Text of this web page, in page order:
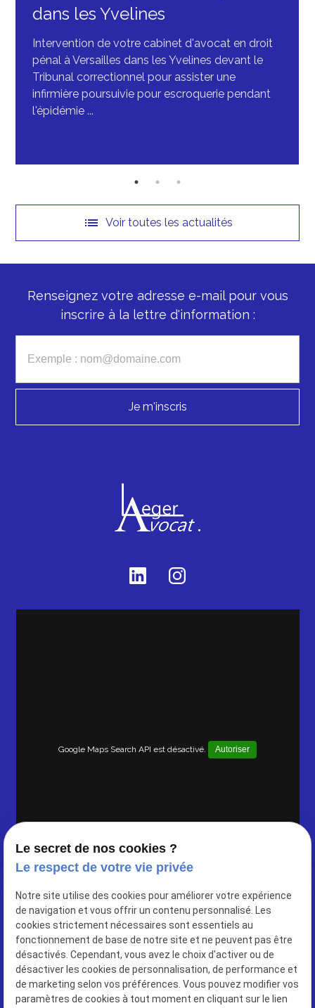
dans les Yvelines
Intervention de votre cabinet d'avocat en droit
pénal à Versailles dans les Yvelines devant le
Tribunal correctionnel pour assister une
infirmière poursuivie pour escroquerie pendant
l'épidémie ...
list Voir toutes les actualités
Renseignez votre adresse e-mail pour vous
inscrire à la lettre d'information :
Google Maps Search API est désactivé. Autoriser
83 avenue de saint cloud
78000 VERSAILLES
01 86 26 03 34
Le secret de nos cookies ?
Le respect de votre vie privée
Notre site utilise des cookies pour améliorer votre expérience
de navigation et vous offrir un contenu personnalisé. Les
cookies strictement nécessaires sont essentiels au
fonctionnement de base de notre site et ne peuvent pas être
désactivés. Cependant, vous avez le choix d'activer ou de
désactiver les cookies de personnalisation, de performance et
de marketing selon vos préférences. Vous pouvez modifier vos
paramètres de cookies à tout moment en cliquant sur le lien